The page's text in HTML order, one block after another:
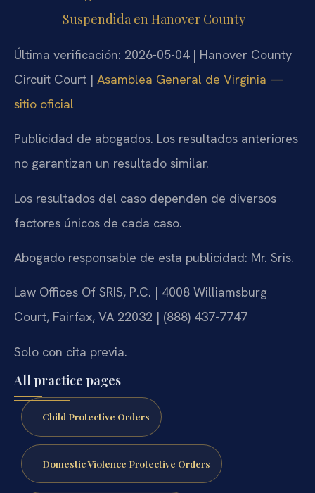
Suspendida en Hanover County
Última verificación: 2026-05-04 | Hanover County
Circuit Court | Asamblea General de Virginia —
sitio oficial
Publicidad de abogados. Los resultados anteriores
no garantizan un resultado similar.
Los resultados del caso dependen de diversos
factores únicos de cada caso.
Abogado responsable de esta publicidad: Mr. Sris.
Law Offices Of SRIS, P.C. | 4008 Williamsburg
Court, Fairfax, VA 22032 | (888) 437-7747
Solo con cita previa.
All practice pages
Child Protective Orders
Domestic Violence Protective Orders